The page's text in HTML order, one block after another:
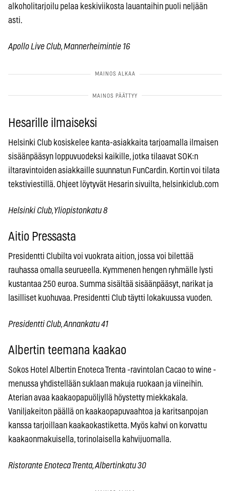
alkoholitarjoilu pelaa keskiviikosta lauantaihin puoli neljään
asti.
Apollo Live Club, Mannerheimintie 16
Hesarille ilmaiseksi
Helsinki Club kosiskelee kanta-asiakkaita tarjoamalla ilmaisen
sisäänpääsyn loppuvuodeksi kaikille, jotka tilaavat SOK:n
iltaravintoiden asiakkaille suunnatun FunCardin. Kortin voi tilata
tekstiviestillä. Ohjeet löytyvät Hesarin sivuilta, helsinkiclub.com
Helsinki Club, Yliopistonkatu 8
Aitio Pressasta
Presidentti Clubilta voi vuokrata aition, jossa voi bilettää
rauhassa omalla seurueella. Kymmenen hengen ryhmälle lysti
kustantaa 250 euroa. Summa sisältää sisäänpääsyt, narikat ja
lasilliset kuohuvaa. Presidentti Club täytti lokakuussa vuoden.
Presidentti Club, Annankatu 41
Albertin teemana kaakao
Sokos Hotel Albertin Enoteca Trenta -ravintolan Cacao to wine -
menussa yhdistellään suklaan makuja ruokaan ja viineihin.
Aterian avaa kaakaopapuöljyllä höystetty miekkakala.
Vaniljakeiton päällä on kaakaopapuvaahtoa ja karitsanpojan
kanssa tarjoillaan kaakaokastiketta. Myös kahvi on korvattu
kaakaonmakuisella, torinolaisella kahvijuomalla.
Ristorante Enoteca Trenta, Albertinkatu 30